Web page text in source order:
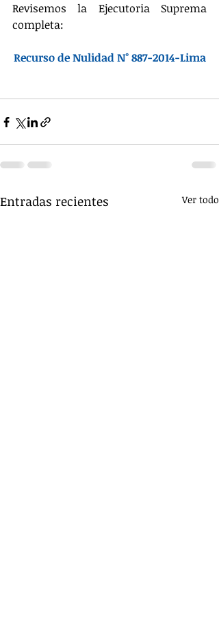
Revisemos la Ejecutoria Suprema
completa:
Recurso de Nulidad N° 887-2014-Lima
Entradas recientes Ver todo